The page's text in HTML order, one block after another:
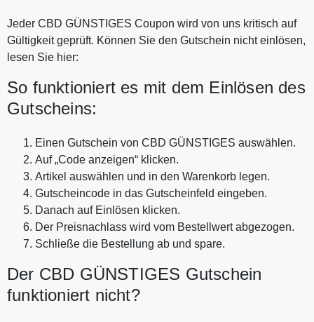
Jeder CBD GÜNSTIGES Coupon wird von uns kritisch auf
Gültigkeit geprüft. Können Sie den Gutschein nicht einlösen,
lesen Sie hier:
So funktioniert es mit dem Einlösen des
Gutscheins:
Einen Gutschein von CBD GÜNSTIGES auswählen.
Auf „Code anzeigen“ klicken.
Artikel auswählen und in den Warenkorb legen.
Gutscheincode in das Gutscheinfeld eingeben.
Danach auf Einlösen klicken.
Der Preisnachlass wird vom Bestellwert abgezogen.
Schließe die Bestellung ab und spare.
Der CBD GÜNSTIGES Gutschein
funktioniert nicht?